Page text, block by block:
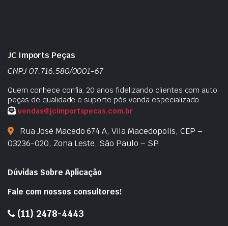
JC Imports Peças
CNPJ 07.716.580/0001-67
Quem conhece confia, 20 anos fidelizando clientes com auto
peças de qualidade e suporte pós venda especializado
vendas@jcimportspecas.com.br
Rua José Macedo 674 A, Vila Macedopolis, CEP –
03236-020, Zona Leste, São Paulo – SP
Dúvidas Sobre Aplicação
Fale com nossos consultores!
(11) 2478-4443